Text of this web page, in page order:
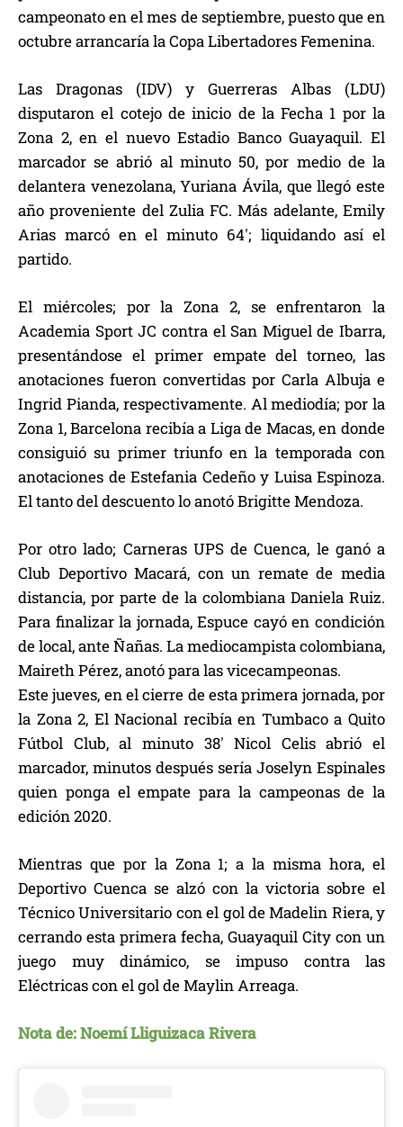
campeonato en el mes de septiembre, puesto que en
octubre arrancaría la Copa Libertadores Femenina.
Las Dragonas (IDV) y Guerreras Albas (LDU)
disputaron el cotejo de inicio de la Fecha 1 por la
Zona 2, en el nuevo Estadio Banco Guayaquil. El
marcador se abrió al minuto 50, por medio de la
delantera venezolana, Yuriana Ávila, que llegó este
año proveniente del Zulia FC. Más adelante, Emily
Arias marcó en el minuto 64′; liquidando así el
partido.
El miércoles; por la Zona 2, se enfrentaron la
Academia Sport JC contra el San Miguel de Ibarra,
presentándose el primer empate del torneo, las
anotaciones fueron convertidas por Carla Albuja e
Ingrid Pianda, respectivamente. Al mediodía; por la
Zona 1, Barcelona recibía a Liga de Macas, en donde
consiguió su primer triunfo en la temporada con
anotaciones de Estefania Cedeño y Luisa Espinoza.
El tanto del descuento lo anotó Brigitte Mendoza.
Por otro lado; Carneras UPS de Cuenca, le ganó a
Club Deportivo Macará, con un remate de media
distancia, por parte de la colombiana Daniela Ruiz.
Para finalizar la jornada, Espuce cayó en condición
de local, ante Ñañas. La mediocampista colombiana,
Maireth Pérez, anotó para las vicecampeonas.
Este jueves, en el cierre de esta primera jornada, por
la Zona 2, El Nacional recibía en Tumbaco a Quito
Fútbol Club, al minuto 38′ Nicol Celis abrió el
marcador, minutos después sería Joselyn Espinales
quien ponga el empate para la campeonas de la
edición 2020.
Mientras que por la Zona 1; a la misma hora, el
Deportivo Cuenca se alzó con la victoria sobre el
Técnico Universitario con el gol de Madelin Riera, y
cerrando esta primera fecha, Guayaquil City con un
juego muy dinámico, se impuso contra las
Eléctricas con el gol de Maylin Arreaga.
Nota de: Noemí Lliguizaca Rivera